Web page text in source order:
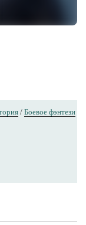
/ Боевое фэнтези